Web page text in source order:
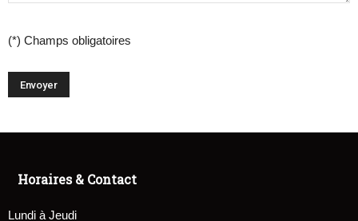
(*) Champs obligatoires
Horaires & Contact
Lundi à Jeudi